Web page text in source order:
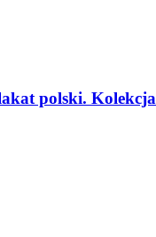
polski. Kolekcja